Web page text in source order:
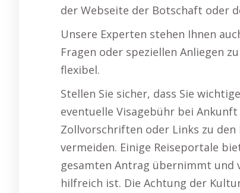
der Webseite der Botschaft oder
Unsere Experten stehen Ihnen
Fragen oder speziellen Anliegen
flexibel.
Stellen Sie sicher, dass Sie
eventuelle Visagebühr bei
Zollvorschriften oder Links zu
vermeiden. Einige Reiseportale
gesamten Antrag übernimmt und
hilfreich ist. Die Achtung der